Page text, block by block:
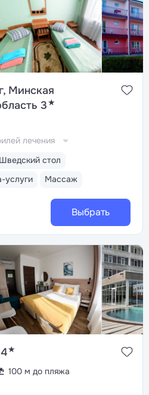
Минская
3★
Шведский стол
услуги Массаж
лечения
Выбрать
★
100 м до пляжа